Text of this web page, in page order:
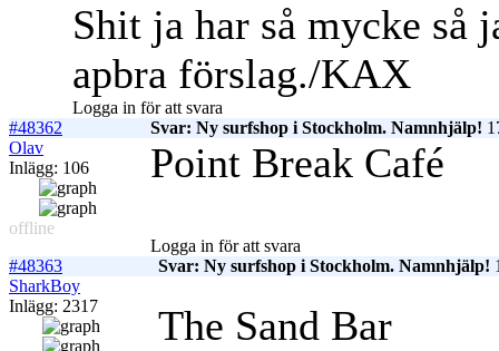
Shit ja har så mycke så
apbra förslag./KAX
Logga in för att svara
#48362
Svar: Ny surfshop i Stockholm. Namnhjälp!
Olav
Inlägg: 106
offline
Point Break Café
Logga in för att svara
#48363
Svar: Ny surfshop i Stockholm. Namnhjälp!
SharkBoy
Inlägg: 2317
The Sand Bar